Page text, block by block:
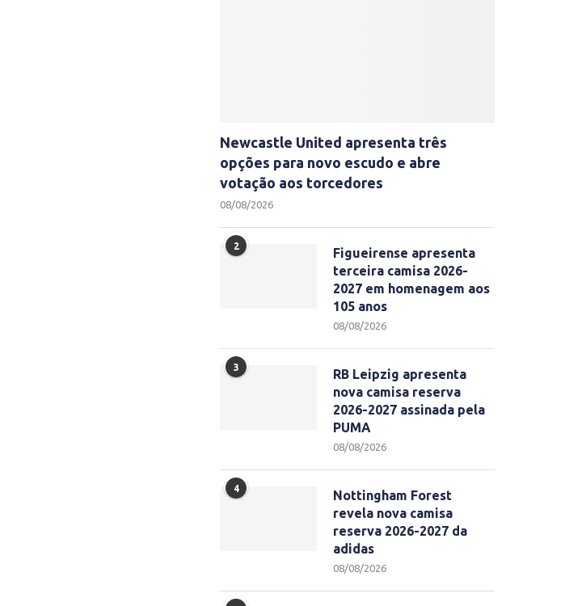
Newcastle United apresenta três
opções para novo escudo e abre
votação aos torcedores
08/08/2026
2
Figueirense apresenta
terceira camisa 2026-
2027 em homenagem aos
105 anos
08/08/2026
3
RB Leipzig apresenta
nova camisa reserva
2026-2027 assinada pela
PUMA
08/08/2026
4
Nottingham Forest
revela nova camisa
reserva 2026-2027 da
adidas
08/08/2026